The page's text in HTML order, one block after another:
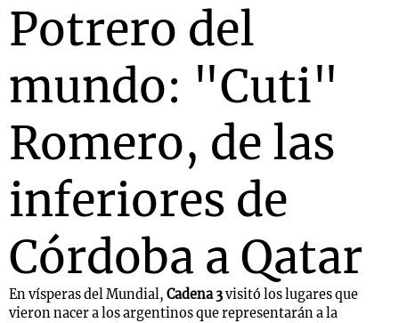
Potrero del
mundo: "Cuti"
Romero, de las
inferiores de
Córdoba a Qatar
En vísperas del Mundial, Cadena 3visitó los lugares que
vieron nacer a los argentinos que representarán a la